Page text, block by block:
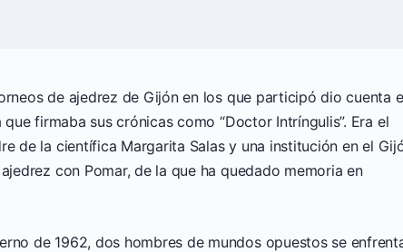
de ajedrez de Gijón en los que participó dio cuenta
firmaba sus crónicas como “Doctor Intríngulis”. Era el
de la científica Margarita Salas y una institución en el
con Pomar, de la que ha quedado memoria en
de 1962, dos hombres de mundos opuestos se